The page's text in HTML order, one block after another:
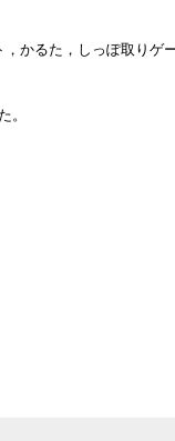
かるた，しっぽ取りゲ
。